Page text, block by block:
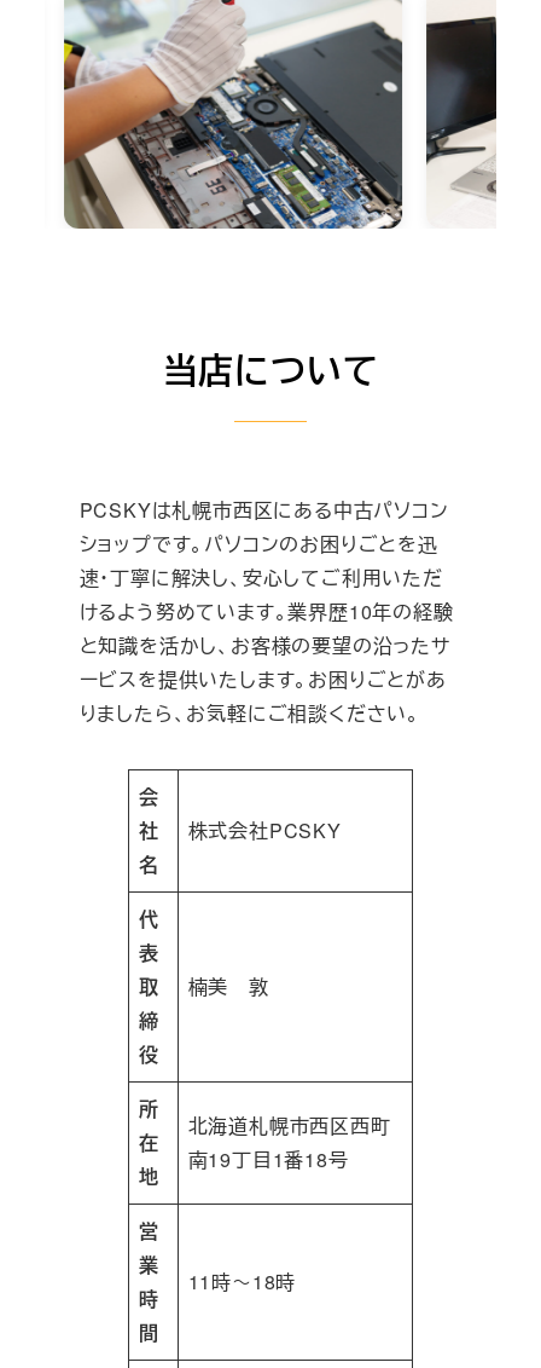
当店について
PCSKYは札幌市西区にある中古パソコン
ショップです。パソコンのお困りごとを迅
速・丁寧に解決し、安心してご利用いただ
けるよう努めています。業界歴10年の経験
と知識を活かし、お客様の要望の沿ったサ
ービスを提供いたします。お困りごとがあ
りましたら、お気軽にご相談ください。
会
社
名
株式会社PCSKY
代
表
取
締
役
楠美 敦
所
在
地
北海道札幌市西区西町
南19丁目1番18号
営
業
時
間
11時～18時